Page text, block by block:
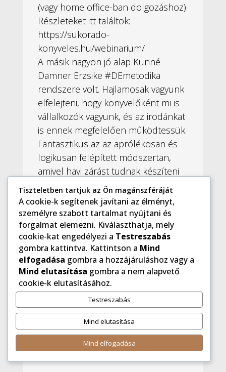
(vagy home office-ban dolgozáshoz)
Részleteket itt találtok:
https://sukorado-
konyveles.hu/webinarium/
A másik nagyon jó alap Kunné
Damner Erzsike #DEmetodika
rendszere volt. Hajlamosak vagyunk
elfelejteni, hogy könyvelőként mi is
vállalkozók vagyunk, és az irodánkat
is ennek megfelelően működtessük.
Fantasztikus az az aprólékosan és
logikusan felépített módszertan,
amivel havi zárást tudnak készíteni
10 nap alatt, szintén papírmentesen.
Sokat tanultam tőle arról is, hogyan
tud jól együtt dolgozni az
ügyfelekkel, akik felismerték, hogy
mekkora értéket képvisel a
könyvelés (ami nem a szükséges
rossz a szemükben).
Mind a 2 megismert kolléga által
több lettem, nagyon szépen
köszönöm nekik.
"Egy könyvelő élete"
Facebook oldal,
Tiszteletben tartjuk az Ön magánszféráját
A cookie-k segítenek javítani az élményt,
személyre szabott tartalmat nyújtani és
forgalmat elemezni. Kiválaszthatja, mely
cookie-kat engedélyezi a Testreszabás
gombra kattintva. Kattintson a Mind
elfogadása gombra a hozzájáruláshoz vagy a
Mind elutasítása gombra a nem alapvető
cookie-k elutasításához.
Testreszabás
Mind elutasítása
Mind elfogadása